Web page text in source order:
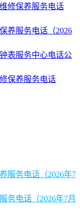
修保养服务电话
养服务电话（2026
表服务中心电话公
保养服务电话
服务电话（2026年7
务电话（2026年7月